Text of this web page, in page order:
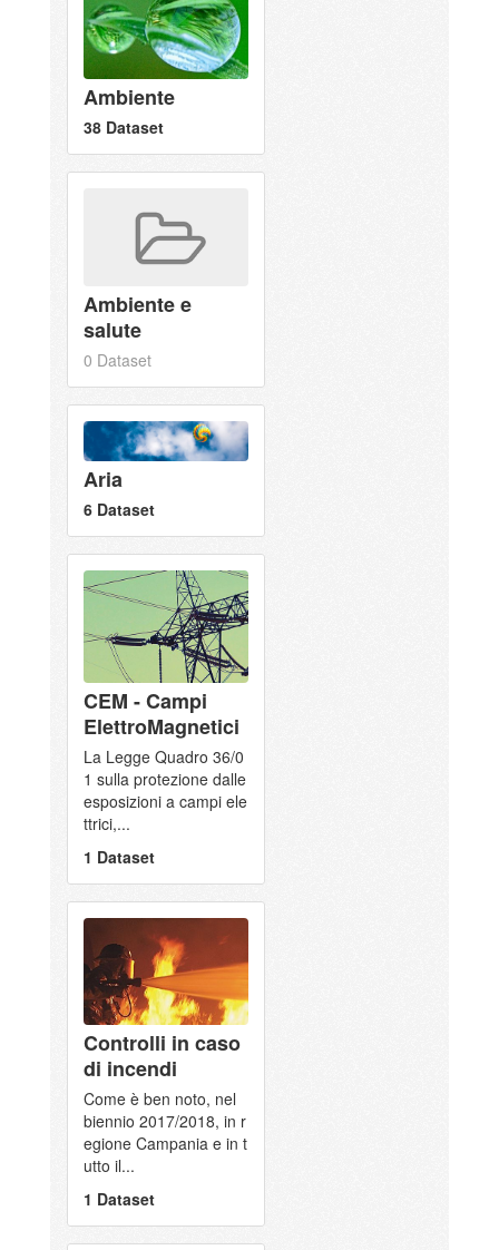
Ambiente
38 Dataset
Ambiente e
salute
0 Dataset
Aria
6 Dataset
CEM - Campi
ElettroMagnetici
La Legge Quadro 36/0
1 sulla protezione dalle
esposizioni a campi ele
ttrici,...
1 Dataset
Controlli in caso
di incendi
Come è ben noto, nel
biennio 2017/2018, in r
egione Campania e in t
utto il...
1 Dataset